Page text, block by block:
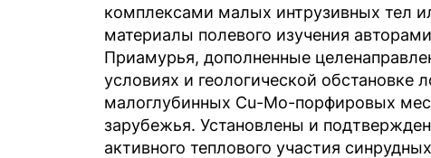
комплексами малых интрузивных тел
материалы полевого изучения
Приамурья, дополненные
условиях и геологической обстановке
малоглубинных Cu-Mo-порфировых
зарубежья. Установлены и
активного теплового участия